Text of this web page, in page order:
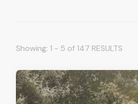
Showing: 1 - 5 of 147 RESULTS